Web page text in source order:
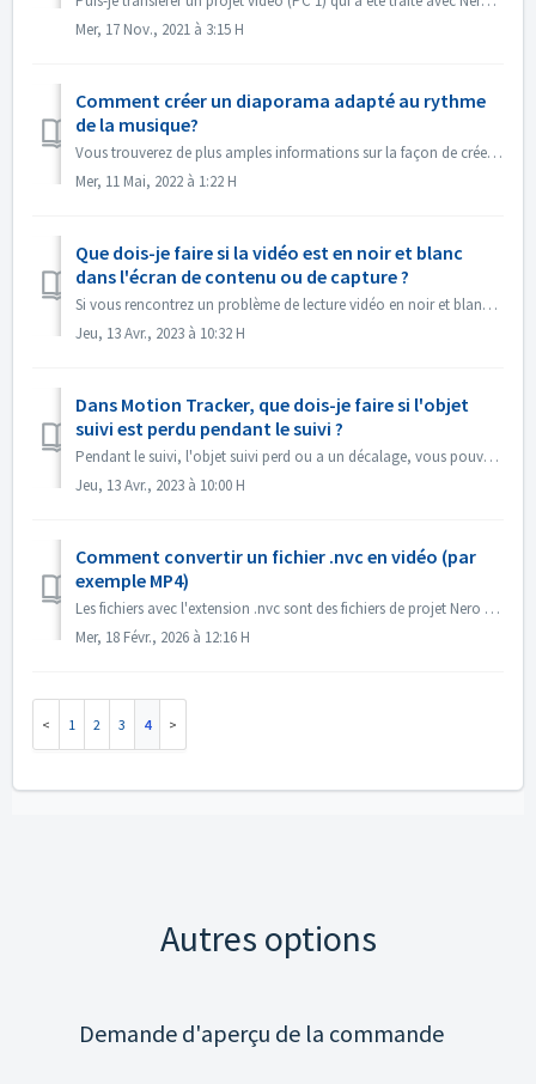
Mer, 17 Nov., 2021 à 3:15 H
Comment créer un diaporama adapté au rythme
de la musique?
Vous trouverez de plus amples informations sur la façon de créer un diaporama en fonction du rythme de la musique sous le lien suivant : Créer un diaporama ...
Mer, 11 Mai, 2022 à 1:22 H
Que dois-je faire si la vidéo est en noir et blanc
dans l'écran de contenu ou de capture ?
Si vous rencontrez un problème de lecture vidéo en noir et blanc, mais que l'exportation/la gravure se fait en couleur, veuillez mettre à jour le systèm...
Jeu, 13 Avr., 2023 à 10:32 H
Dans Motion Tracker, que dois-je faire si l'objet
suivi est perdu pendant le suivi ?
Pendant le suivi, l'objet suivi perd ou a un décalage, vous pouvez "arrêter le suivi" immédiatement, cliquer sur "Zoom avant" dans l...
Jeu, 13 Avr., 2023 à 10:00 H
Comment convertir un fichier .nvc en vidéo (par
exemple MP4)
Les fichiers avec l'extension .nvc sont des fichiers de projet Nero Video, et NON des vidéos finies. Ils contiennent des instructions d'édition et d...
Mer, 18 Févr., 2026 à 12:16 H
1 2 3 4
Autres options
Demande d'aperçu de la commande